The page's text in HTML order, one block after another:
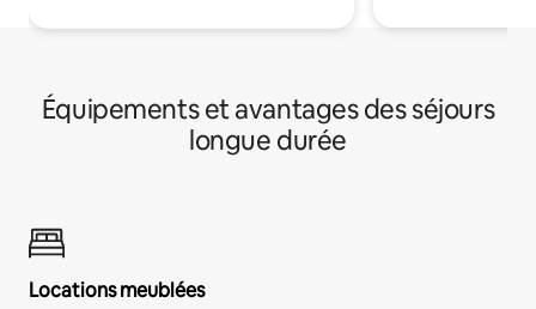
Équipements et avantages des séjours
longue durée
Locations meublées